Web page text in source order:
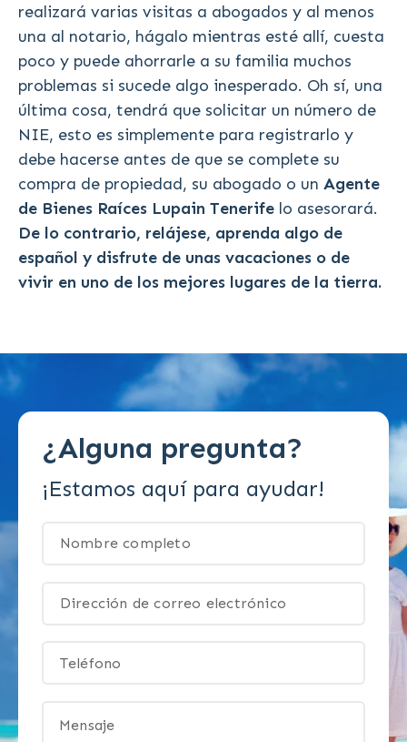
realizará varias visitas a abogados y al menos
una al notario, hágalo mientras esté allí, cuesta
poco y puede ahorrarle a su familia muchos
problemas si sucede algo inesperado. Oh sí, una
última cosa, tendrá que solicitar un número de
NIE, esto es simplemente para registrarlo y
debe hacerse antes de que se complete su
compra de propiedad, su abogado o un Agente
de Bienes Raíces Lupain Tenerife lo asesorará.
De lo contrario, relájese, aprenda algo de
español y disfrute de unas vacaciones o de
vivir en uno de los mejores lugares de la tierra.
¿Alguna pregunta?
¡Estamos aquí para ayudar!